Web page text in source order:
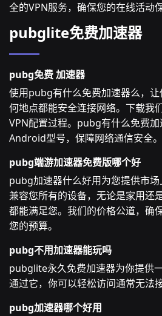
全的VPN服务，确保您的在线活动
pubglite免费加速器
pubg免费 加速器
使用pubg有什么免费加速器么，
何地点都能安全连接网络。下载我
VPN配置过程。pubg有什么免费
Android型号，保障网络通信安全。
pubg端游加速器免费版哪个好
pubg加速器什么好用为您提供市场
兼容您所有的设备，无论是家用还
都能满足您。我们的价格公道，确
您的预算。
pubg不用加速器能玩吗
pubglite永久免费加速器为你提供
通过它，你可以轻松访问通常无法
pubg加速器哪个好用